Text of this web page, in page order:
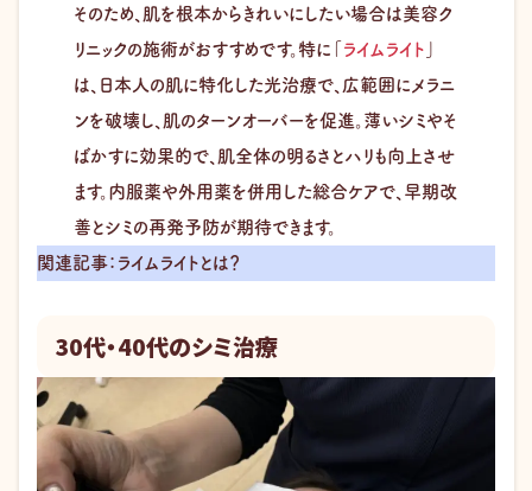
そのため、肌を根本からきれいにしたい場合は美容ク
リニックの施術がおすすめです。特に「
ライムライト
は、日本人の肌に特化した光治療で、広範囲にメラニ
ンを破壊し、肌のターンオーバーを促進。薄いシミやそ
ばかすに効果的で、肌全体の明るさとハリも向上させ
ます。内服薬や外用薬を併用した総合ケアで、早期改
善とシミの再発予防が期待できます。
関連記事：ライムライトとは？
30代・40代のシミ治療